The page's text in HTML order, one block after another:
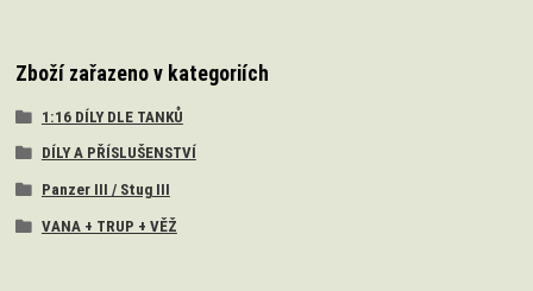
Zboží zařazeno v kategoriích
1:16 DÍLY DLE TANKŮ
DÍLY A PŘÍSLUŠENSTVÍ
Panzer III / Stug III
VANA + TRUP + VĚŽ